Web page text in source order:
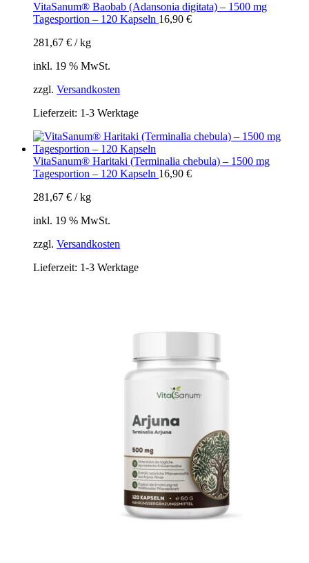
VitaSanum® Baobab (Adansonia digitata) – 1500 mg
Tagesportion – 120 Kapseln 16,90 €
281,67 € /kg
inkl. 19 % MwSt.
zzgl. Versandkosten
Lieferzeit: 1-3 Werktage
VitaSanum® Haritaki (Terminalia chebula) – 1500 mg
Tagesportion – 120 Kapseln 16,90 €
281,67 € /kg
inkl. 19 % MwSt.
zzgl. Versandkosten
Lieferzeit: 1-3 Werktage